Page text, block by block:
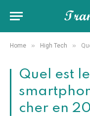
Home » High Tech »
Quel est
cher en